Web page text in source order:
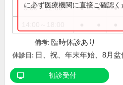
9:00～12:30 ● ● ●
に必ず医療機関に直接ご確認く
備考: 臨時休診あり
休診日: 日、祝、年末年始、8月盆
初診受付